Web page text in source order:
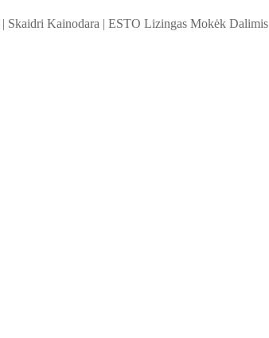
| Skaidri Kainodara | ESTO Lizingas Mokėk Dalimis